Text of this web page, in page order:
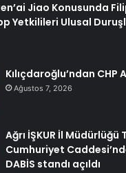
Jiao Konusunda
Yetkilileri Ulusal
Kılıçdaroğlu’ndan CHP
Ağustos 7, 2026
Ağrı İŞKUR İl Müdürlüğü
Cumhuriyet
DABİS standı açıldı